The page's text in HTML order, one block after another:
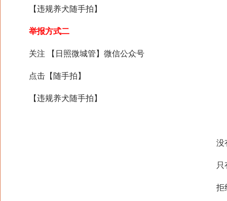
【违规养犬随手拍】
举报方式二
关注 【日照微城管】微信公众号
点击【随手拍】
【违规养犬随手拍】
没有
只有
拒绝